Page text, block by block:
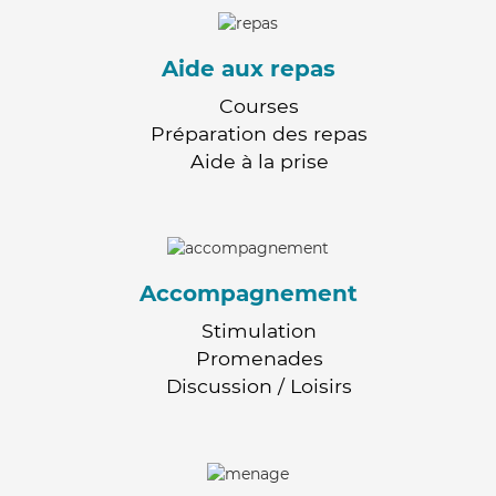
Aide aux repas
Courses
Préparation des repas
Aide à la prise
Accompagnement
Stimulation
Promenades
Discussion / Loisirs